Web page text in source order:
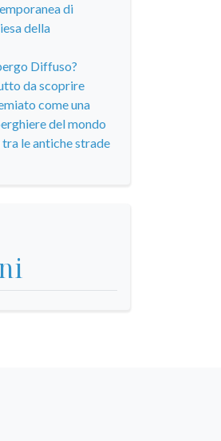
di
della
Diffuso?
da scoprire
come una
del mondo
le antiche strade